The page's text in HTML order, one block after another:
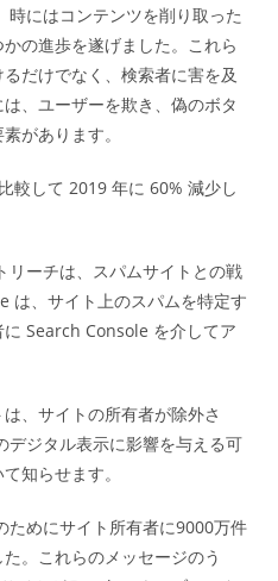
にはコンテンツを削り取った
の進歩を遂げました。これら
だけでなく、検索者に害を及
、ユーザーを欺き、偽のボタ
があります。
較して 2019 年に 60% 減少し
リーチは、スパムサイトとの戦
は、サイト上のスパムを特定す
Search Console を介してア
、サイトの所有者が除外さ
デジタル表示に影響を与える可
知らせます。
ためにサイト所有者に9000万件
。これらのメッセージのう